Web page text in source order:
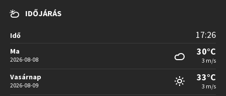
IDŐJÁRÁS
Idő 17:26
Ma
2026-08-08
30°C
3 m/s
Vasárnap
2026-08-09
33°C
3 m/s